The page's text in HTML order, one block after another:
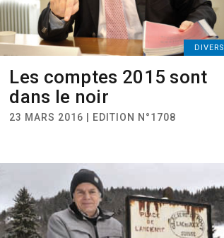
DIVERS
Les comptes 2015 sont
dans le noir
23 MARS 2016 | EDITION N°1708